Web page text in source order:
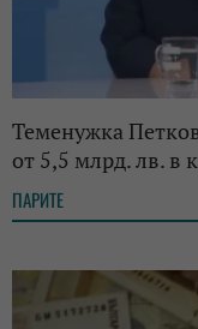
Теменужка
от 5,5 млрд. лв. в
ПАРИТЕ